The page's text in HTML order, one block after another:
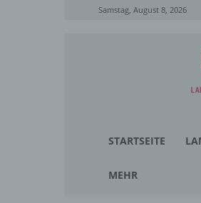
Samstag, August 8, 2026
STARTSEITE
MEHR